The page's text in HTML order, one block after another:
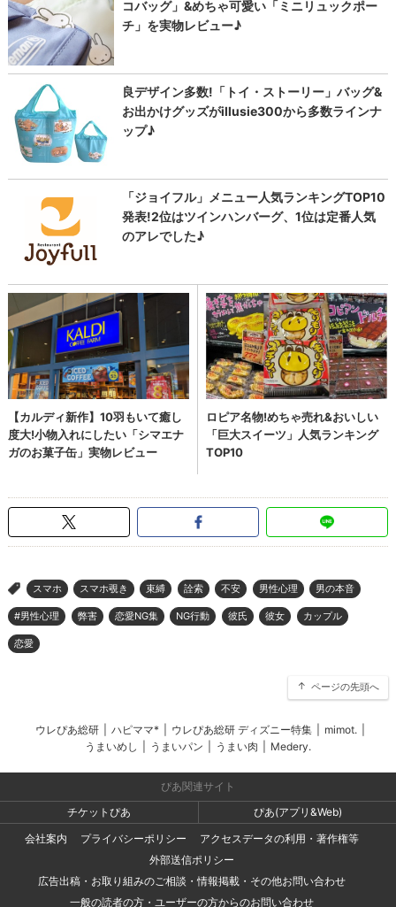
> スマホ スマホ覗き 束縛 詮索 不安 男性心理 男の本音
#男性心理 弊害 恋愛NG集 NG行動 彼氏 彼女 カップル
恋愛
ページの先頭へ
ウレぴあ総研 ハピママ* ウレぴあ総研 ディズニー特集 mimot.
うまいめし
うまいパン うまい肉 Medery.
ぴあ関連サイト
チケットぴあ
ぴあ(アプリ&Web)
会社案内
プライバシーポリシー
アクセスデータの利用・著作権等
外部送信ポリシー
広告出稿・お取り組みのご相談・情報掲載・その他お問い合わせ
一般の読者の方・ユーザーの方からのお問い合わせ